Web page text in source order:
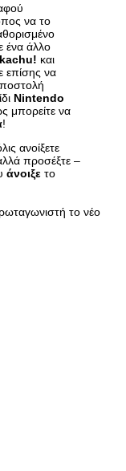
να το
ένα άλλο
και
επίσης να
Nintendo
μπορείτε να
!
ανοίξετε
προσέξτε –
άνοιξε το
το νέο